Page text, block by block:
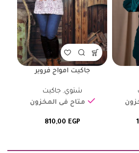
جاكيت امواج فروير
شتوي,جاكيت
متاح فى المخزون
810,00 EGP